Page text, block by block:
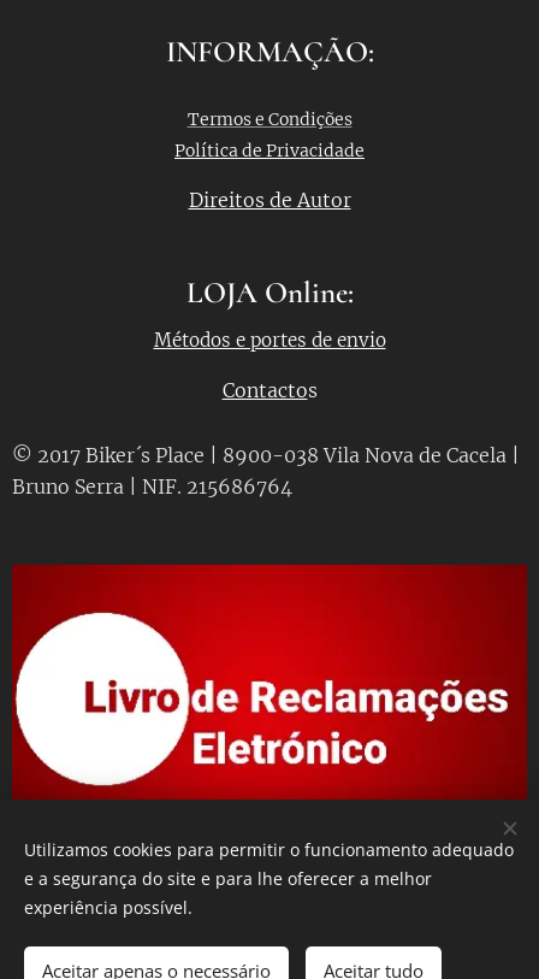
INFORMAÇÃO:
Termos e Condições
Política de Privacidade
Direitos de Autor
LOJA Online:
Métodos e portes de envio
Contactos
© 2017 Biker´s Place | 8900-038 Vila Nova de Cacela |
Bruno Serra | NIF. 215686764
Desenvolvido por
Idiomas
Utilizamos cookies para permitir o funcionamento adequado
e a segurança do site e para lhe oferecer a melhor
experiência possível.
Aceitar apenas o necessário Aceitar tudo